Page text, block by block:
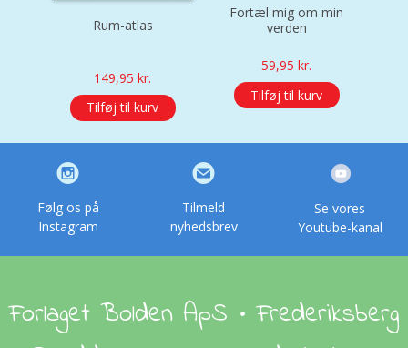
Rum-atlas
149,95kr.
Tilføj til kurv
Fortæl mig om min
verden
59,95kr.
Tilføj til kurv
Følg os på
Instagram
Tilmeld
nyhedsbrev
Se vores
Youtube-kanal
Forlaget Bolden ApS • Frederiksberg